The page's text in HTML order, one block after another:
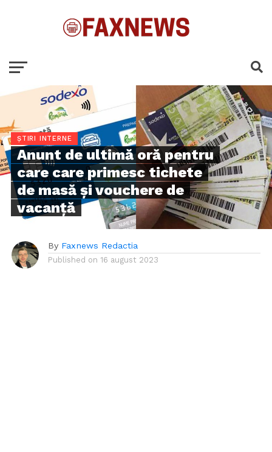
ȘTIRI INTERNE
Anunt de ultimă oră pentru
care care primesc tichete
de masă și vouchere de
vacanță
By Faxnews Redactia
Published on 16 august 2023